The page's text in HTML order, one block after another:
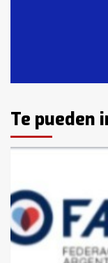
3
en
4
Te pueden